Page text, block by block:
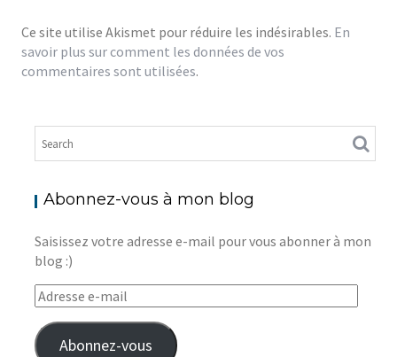
Ce site utilise Akismet pour réduire les indésirables. En
savoir plus sur comment les données de vos
commentaires sont utilisées.
Abonnez-vous à mon blog
Saisissez votre adresse e-mail pour vous abonner à mon
blog :)
Adresse
e-
mail
Abonnez-vous